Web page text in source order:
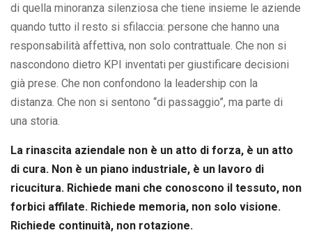
di quella minoranza silenziosa che tiene insieme le aziende
quando tutto il resto si sfilaccia: persone che hanno una
responsabilità affettiva, non solo contrattuale. Che non si
nascondono dietro KPI inventati per giustificare decisioni
già prese. Che non confondono la leadership con la
distanza. Che non si sentono “di passaggio”, ma parte di
una storia.
La rinascita aziendale non è un atto di forza, è un atto
di cura. Non è un piano industriale, è un lavoro di
ricucitura. Richiede mani che conoscono il tessuto, non
forbici affilate. Richiede memoria, non solo visione.
Richiede continuità, non rotazione.